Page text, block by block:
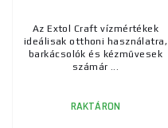
Az Extol Craft vízmértékek
ideálisak otthoni használatra,
barkácsolók és kézművesek
számár ...
RAKTÁRON